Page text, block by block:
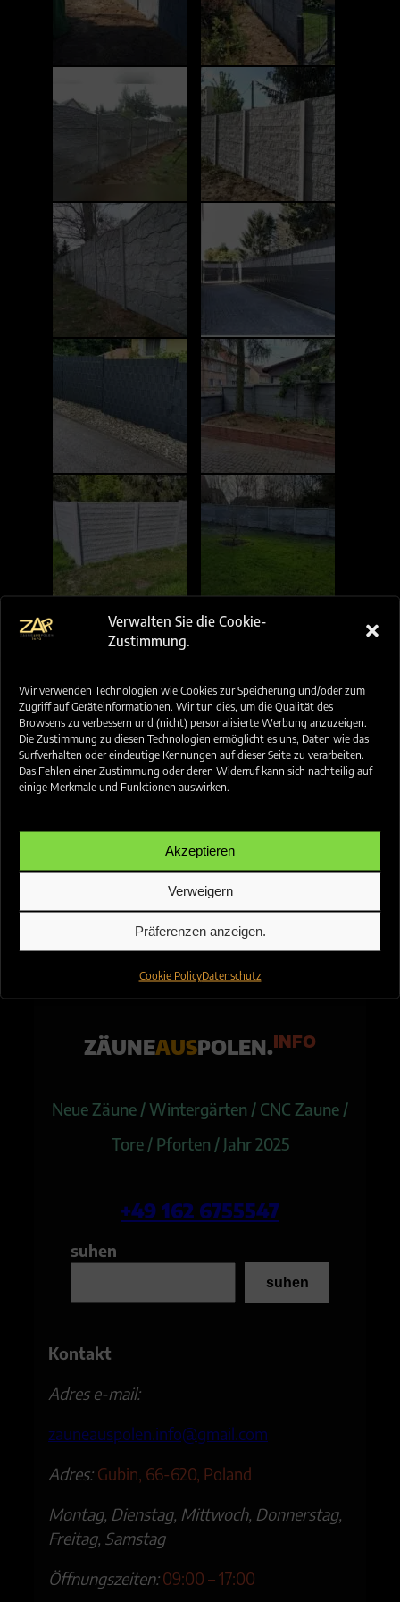
Verwalten Sie die Cookie-
Zustimmung.
Wir verwenden Technologien wie Cookies zur Speicherung und/oder zum
Zugriff auf Geräteinformationen. Wir tun dies, um die Qualität des
Browsens zu verbessern und (nicht) personalisierte Werbung anzuzeigen.
Die Zustimmung zu diesen Technologien ermöglicht es uns, Daten wie das
Surfverhalten oder eindeutige Kennungen auf dieser Seite zu verarbeiten.
Das Fehlen einer Zustimmung oder deren Widerruf kann sich nachteilig auf
einige Merkmale und Funktionen auswirken.
Akzeptieren
Verweigern
Präferenzen anzeigen.
Cookie PolicyDatenschutz
ZÄUNEAUSPOLEN.INFO
Neue Zäune / Wintergärten / CNC Zaune /
Tore / Pforten / Jahr 2025
+49 162 6755547
suhen
suhen
Kontakt
Adres e-mail:
zauneauspolen.info@gmail.com
Adres: Gubin, 66-620, Poland
Montag, Dienstag, Mittwoch, Donnerstag,
Freitag, Samstag
Öffnungszeiten:09:00 – 17:00